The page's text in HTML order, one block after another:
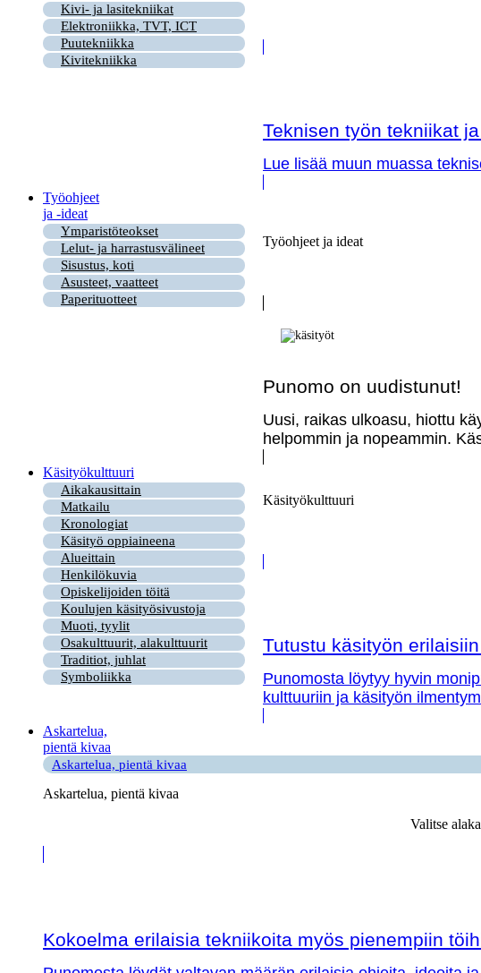
Kivi- ja lasitekniikat
Elektroniikka, TVT, ICT
Puutekniikka
Kivitekniikka
Teknisen työn tekniikat
Lue lisää muun muassa
Työohjeet
ja -ideat
Ymparistöteokset
Lelut- ja harrastusvälineet
Sisustus, koti
Asusteet, vaatteet
Paperituotteet
Työohjeet ja ideat
Punomo on uudistunut!
Uusi, raikas ulkoasu, hiottu
helpommin ja nopeammin.
Käsityökulttuuri
Aikakausittain
Matkailu
Kronologiat
Käsityö oppiaineena
Alueittain
Henkilökuvia
Opiskelijoiden töitä
Koulujen käsityösivustoja
Muoti, tyylit
Osakulttuurit, alakulttuurit
Traditiot, juhlat
Symboliikka
Käsityökulttuuri
Tutustu käsityön
Punomosta löytyy hyvin
kulttuuriin ja käsityön
Askartelua,
pientä kivaa
Askartelua, pientä kivaa
Askartelua, pientä kivaa
Valitse
Kokoelma erilaisia tekniikoita myös pienempiin